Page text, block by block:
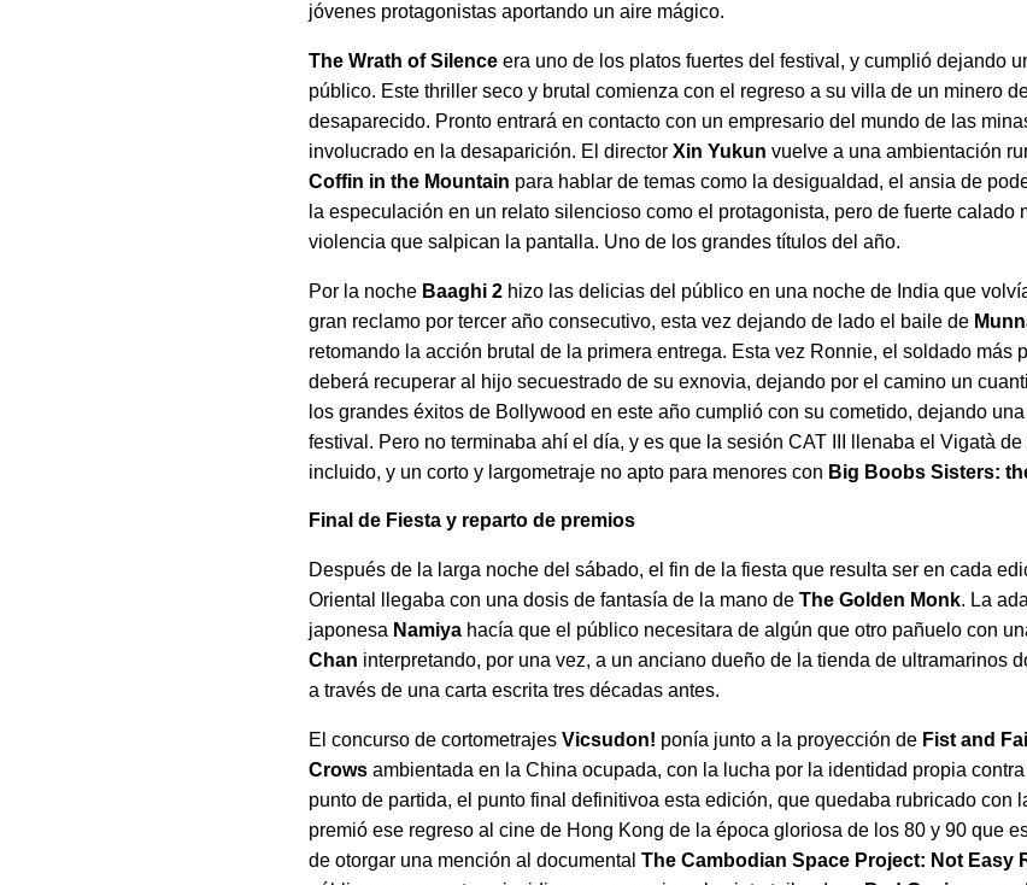
jóvenes protagonistas aportando un aire mágico.
The Wrath of Silence era uno de los platos fuertes del festival, y cumplió dejando
público. Este thriller seco y brutal comienza con el regreso a su villa de un minero
desaparecido. Pronto entrará en contacto con un empresario del mundo de las
involucrado en la desaparición. El directorXin Yukun vuelve a una ambientación
Coffin in the Mountain para hablar de temas como la desigualdad, el ansia de
la especulación en un relato silencioso como el protagonista, pero de fuerte calado
violencia que salpican la pantalla. Uno de los grandes títulos del año.
Por la noche Baaghi 2 hizo las delicias del público en una noche de India que
gran reclamo por tercer año consecutivo, esta vez dejando de lado el baile de
retomando la acción brutal de la primera entrega. Esta vez Ronnie, el soldado más
deberá recuperar al hijo secuestrado de su exnovia, dejando por el camino un
los grandes éxitos de Bollywood en este año cumplió con su cometido, dejando
festival. Pero no terminaba ahí el día, y es que la sesión CAT III llenaba el Vigatà de
incluido, y un corto y largometraje no apto para menores con Big Boobs Sisters:
Final de Fiesta y reparto de premios
Después de la larga noche del sábado, el fin de la fiesta que resulta ser en cada
Oriental llegaba con una dosis de fantasía de la mano deThe Golden Monk. La
japonesa Namiya hacía que el público necesitara de algún que otro pañuelo con
Chan interpretando, por una vez, a un anciano dueño de la tienda de ultramarinos
a través de una carta escrita tres décadas antes.
El concurso de cortometrajesVicsudon! ponía junto a la proyección de Fist and
Crows ambientada en la China ocupada, con la lucha por la identidad propia
punto de partida, el punto final definitivoa esta edición, que quedaba rubricado con
premió ese regreso al cine de Hong Kong de la época gloriosa de los 80 y 90 que
de otorgar una mención al documentalThe Cambodian Space Project: Not Easy